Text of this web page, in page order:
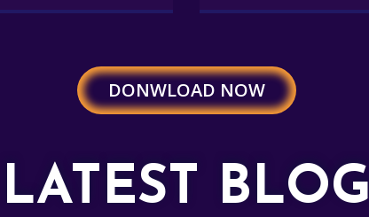
DONWLOAD NOW
LATEST BLOG